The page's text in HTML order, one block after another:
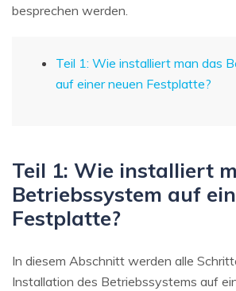
besprechen werden.
Teil 1: Wie installiert man das
auf einer neuen Festplatte?
Teil 1: Wie installiert
Betriebssystem auf
Festplatte?
In diesem Abschnitt werden alle
Installation des Betriebssystems auf